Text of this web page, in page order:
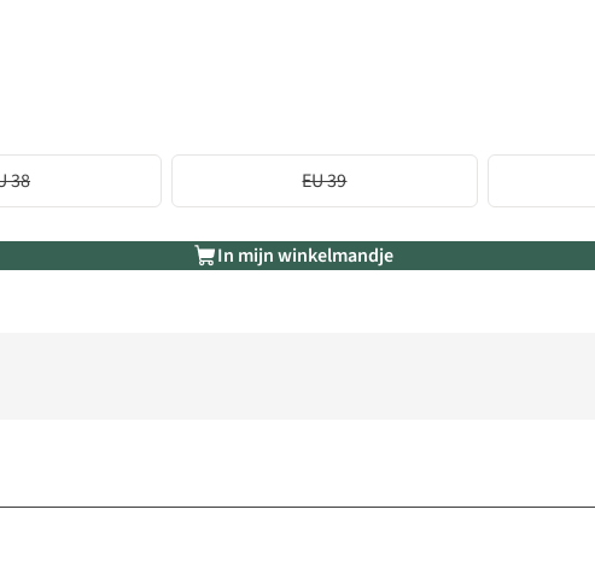
38 EU 39
In mijn winkelmandje